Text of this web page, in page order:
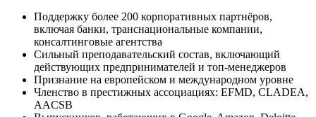
Поддержку более 200 корпоративных партнёров,
включая банки, транснациональные компании,
консалтинговые агентства
Сильный преподавательский состав, включающий
действующих предпринимателей и топ-менеджеров
Признание на европейском и международном уровне
Членство в престижных ассоциациях: EFMD, CLADEA,
AACSB